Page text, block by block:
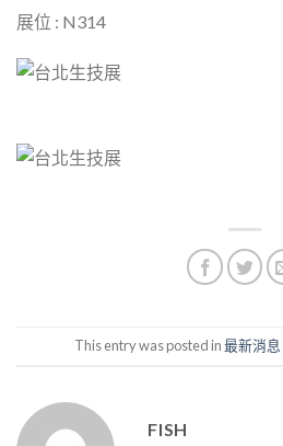
展位 : N314
This entry was posted in最新消息
FISH